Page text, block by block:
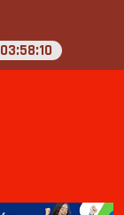
03:58:11